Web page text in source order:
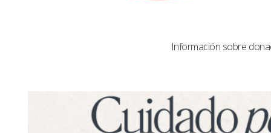
Información sobre